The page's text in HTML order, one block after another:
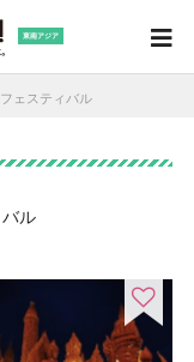
東南アジア
ェスティバル
ル